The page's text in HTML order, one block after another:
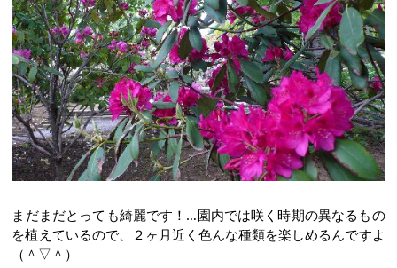
まだまだとっても綺麗です！…園内では咲く時期の異なるもの
を植えているので、２ヶ月近く色んな種類を楽しめるんですよ
（＾▽＾）